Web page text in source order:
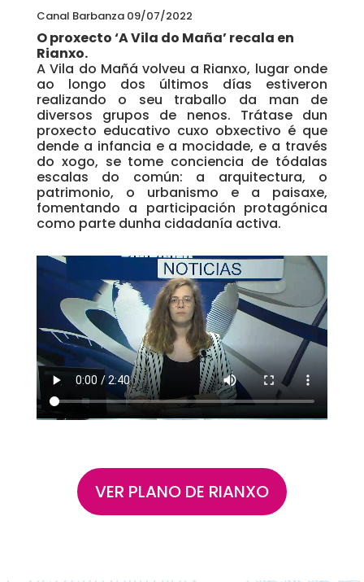
Canal Barbanza 09/07/2022
O proxecto ‘A Vila do Maña’ recala en
Rianxo.
A Vila do Mañá volveu a Rianxo, lugar onde
ao longo dos últimos días estiveron
realizando o seu traballo da man de
diversos grupos de nenos. Trátase dun
proxecto educativo cuxo obxectivo é que
dende a infancia e a mocidade, e a través
do xogo, se tome conciencia de tódalas
escalas do común: a arquitectura, o
patrimonio, o urbanismo e a paisaxe,
fomentando a participación protagónica
como parte dunha cidadanía activa.
VER PLANO DE RIANXO